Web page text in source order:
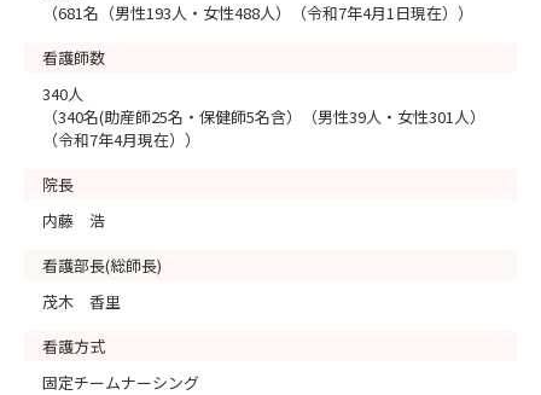
（681名（男性193人・女性488人）（令和7年4月1日現在））
看護師数
340人
（340名(助産師25名・保健師5名含）（男性39人・女性301人）
（令和7年4月現在））
院長
内藤 浩
看護部長(総師長)
茂木 香里
看護方式
固定チームナーシング